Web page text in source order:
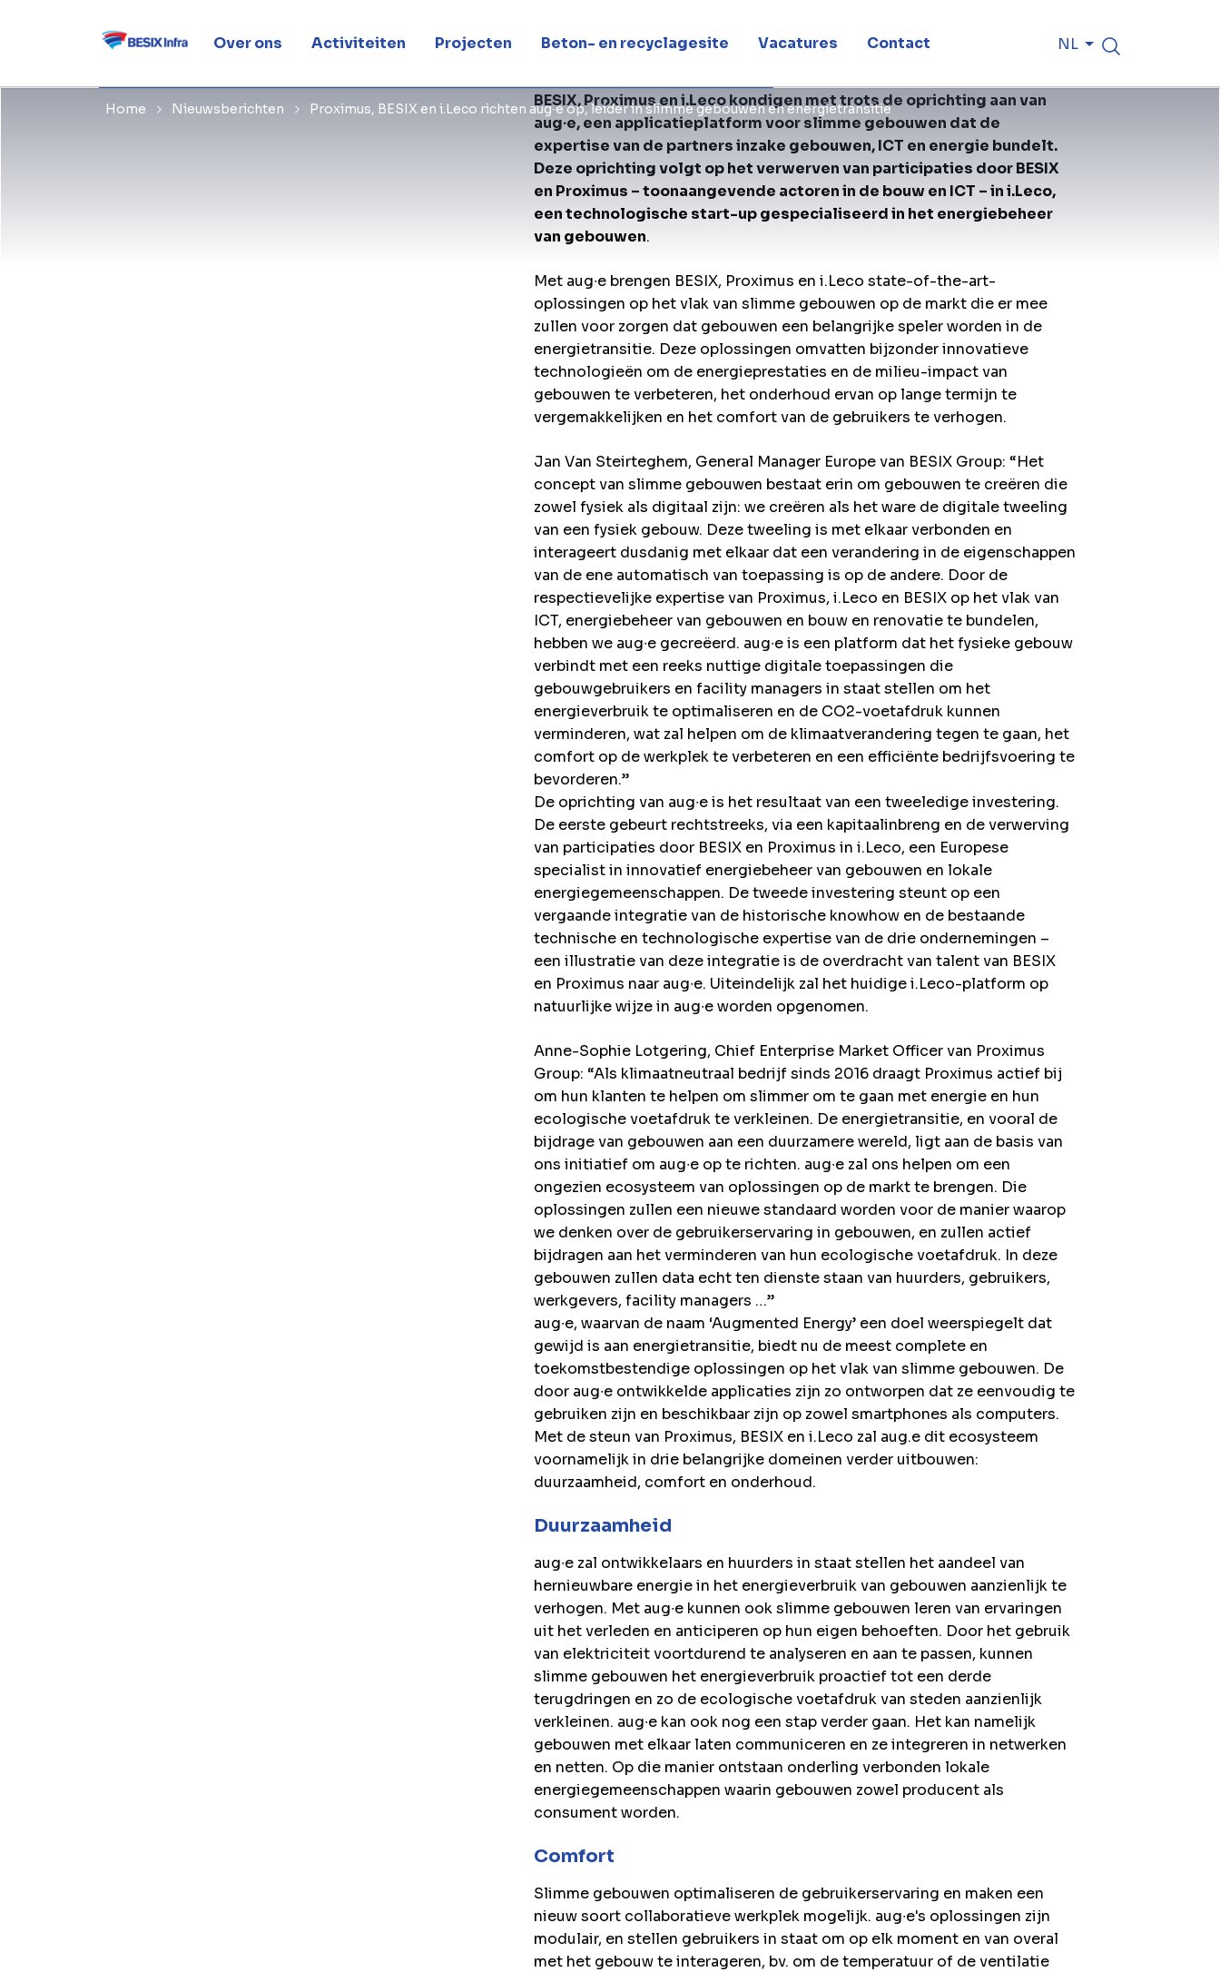
Over ons Activiteiten Projecten Beton- en recyclagesite Vacatures Contact NL
Home Nieuwsberichten Proximus, BESIX en i.Leco richten aug∙e op, leider in slimme gebouwen en energietransitie
energietransitie
BESIX, Proximus en i.Leco kondigen met trots de oprichting aan van
aug∙e, een applicatieplatform voor slimme gebouwen dat de
expertise van de partners inzake gebouwen, ICT en energie bundelt.
Deze oprichting volgt op het verwerven van participaties door BESIX
en Proximus – toonaangevende actoren in de bouw en ICT – in i.Leco,
een technologische start-up gespecialiseerd in het energiebeheer
van gebouwen.
Met aug∙e brengen BESIX, Proximus en i.Leco state-of-the-art-
oplossingen op het vlak van slimme gebouwen op de markt die er mee
zullen voor zorgen dat gebouwen een belangrijke speler worden in de
energietransitie. Deze oplossingen omvatten bijzonder innovatieve
technologieën om de energieprestaties en de milieu-impact van
gebouwen te verbeteren, het onderhoud ervan op lange termijn te
vergemakkelijken en het comfort van de gebruikers te verhogen.
Jan Van Steirteghem, General Manager Europe van BESIX Group: “Het
concept van slimme gebouwen bestaat erin om gebouwen te creëren die
zowel fysiek als digitaal zijn: we creëren als het ware de digitale tweeling
van een fysiek gebouw. Deze tweeling is met elkaar verbonden en
interageert dusdanig met elkaar dat een verandering in de eigenschappen
van de ene automatisch van toepassing is op de andere. Door de
respectievelijke expertise van Proximus, i.Leco en BESIX op het vlak van
ICT, energiebeheer van gebouwen en bouw en renovatie te bundelen,
hebben we aug∙e gecreëerd. aug∙e is een platform dat het fysieke gebouw
verbindt met een reeks nuttige digitale toepassingen die
gebouwgebruikers en facility managers in staat stellen om het
energieverbruik te optimaliseren en de CO2-voetafdruk kunnen
verminderen, wat zal helpen om de klimaatverandering tegen te gaan, het
comfort op de werkplek te verbeteren en een efficiënte bedrijfsvoering te
bevorderen.”
De oprichting van aug∙e is het resultaat van een tweeledige investering.
De eerste gebeurt rechtstreeks, via een kapitaalinbreng en de verwerving
van participaties door BESIX en Proximus in i.Leco, een Europese
specialist in innovatief energiebeheer van gebouwen en lokale
energiegemeenschappen. De tweede investering steunt op een
vergaande integratie van de historische knowhow en de bestaande
technische en technologische expertise van de drie ondernemingen –
een illustratie van deze integratie is de overdracht van talent van BESIX
en Proximus naar aug∙e. Uiteindelijk zal het huidige i.Leco-platform op
natuurlijke wijze in aug∙e worden opgenomen.
Anne-Sophie Lotgering, Chief Enterprise Market Officer van Proximus
Group: “Als klimaatneutraal bedrijf sinds 2016 draagt Proximus actief bij
om hun klanten te helpen om slimmer om te gaan met energie en hun
ecologische voetafdruk te verkleinen. De energietransitie, en vooral de
bijdrage van gebouwen aan een duurzamere wereld, ligt aan de basis van
ons initiatief om aug∙e op te richten. aug∙e zal ons helpen om een
ongezien ecosysteem van oplossingen op de markt te brengen. Die
oplossingen zullen een nieuwe standaard worden voor de manier waarop
we denken over de gebruikerservaring in gebouwen, en zullen actief
bijdragen aan het verminderen van hun ecologische voetafdruk. In deze
gebouwen zullen data echt ten dienste staan van huurders, gebruikers,
werkgevers, facility managers …”
aug∙e, waarvan de naam ‘Augmented Energy’ een doel weerspiegelt dat
gewijd is aan energietransitie, biedt nu de meest complete en
toekomstbestendige oplossingen op het vlak van slimme gebouwen. De
door aug∙e ontwikkelde applicaties zijn zo ontworpen dat ze eenvoudig te
gebruiken zijn en beschikbaar zijn op zowel smartphones als computers.
Met de steun van Proximus, BESIX en i.Leco zal aug.e dit ecosysteem
voornamelijk in drie belangrijke domeinen verder uitbouwen:
duurzaamheid, comfort en onderhoud.
Duurzaamheid
aug∙e zal ontwikkelaars en huurders in staat stellen het aandeel van
hernieuwbare energie in het energieverbruik van gebouwen aanzienlijk te
verhogen. Met aug∙e kunnen ook slimme gebouwen leren van ervaringen
uit het verleden en anticiperen op hun eigen behoeften. Door het gebruik
van elektriciteit voortdurend te analyseren en aan te passen, kunnen
slimme gebouwen het energieverbruik proactief tot een derde
terugdringen en zo de ecologische voetafdruk van steden aanzienlijk
verkleinen. aug∙e kan ook nog een stap verder gaan. Het kan namelijk
gebouwen met elkaar laten communiceren en ze integreren in netwerken
en netten. Op die manier ontstaan onderling verbonden lokale
energiegemeenschappen waarin gebouwen zowel producent als
consument worden.
Comfort
Slimme gebouwen optimaliseren de gebruikerservaring en maken een
nieuw soort collaboratieve werkplek mogelijk. aug∙e's oplossingen zijn
modulair, en stellen gebruikers in staat om op elk moment en van overal
met het gebouw te interageren, bv. om de temperatuur of de ventilatie